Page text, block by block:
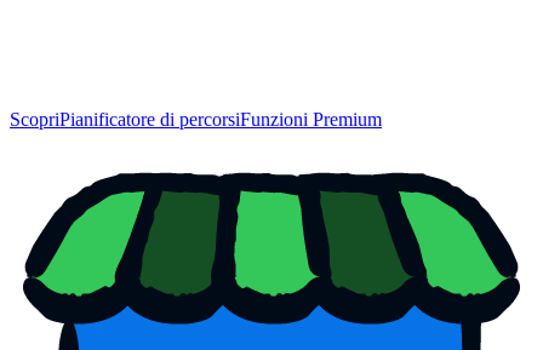
ScopriPianificatore di percorsiFunzioni Premium